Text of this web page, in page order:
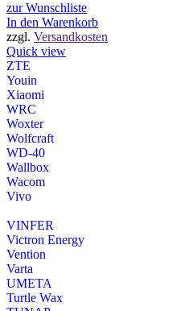
zur Wunschliste
In den Warenkorb
zzgl. Versandkosten
Quick view
ZTE
Youin
Xiaomi
WRC
Woxter
Wolfcraft
WD-40
Wallbox
Wacom
Vivo
VINFER
Victron Energy
Vention
Varta
UMETA
Turtle Wax